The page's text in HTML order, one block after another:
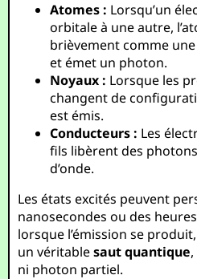
Atomes : Lorsqu’un
orbitale à une autre,
brièvement comme
et émet un photon.
Noyaux : Lorsque les
changent de
est émis.
Conducteurs : Les
fils libèrent des
d’onde.
Les états excités peuvent
nanosecondes ou des
lorsque l’émission se
un véritablesaut quantique
ni photon partiel.